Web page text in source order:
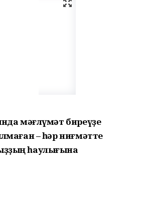
мәғлүмәт биреүҙе
– һәр ниғмәтте
һаулығына